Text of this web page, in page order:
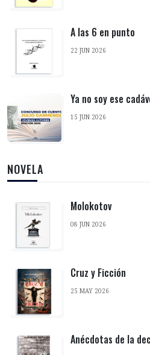
A las 6 en punto
22 JUN 2026
Ya no soy ese
15 JUN 2026
NOVELA
Molokotov
08 JUN 2026
Cruz y Ficción
25 MAY 2026
Anécdotas de la